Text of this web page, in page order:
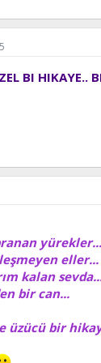
BI HIKAYE..
yürekler...
eller...
kalan
bir can...
üzücü bir